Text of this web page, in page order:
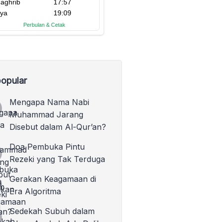
Mengapa Nama Nabi
Muhammad Jarang
Disebut dalam Al-Qur’an?
Doa Pembuka Pintu
Rezeki yang Tak Terduga
Gerakan Keagamaan di
Era Algoritma
Sedekah Subuh dalam